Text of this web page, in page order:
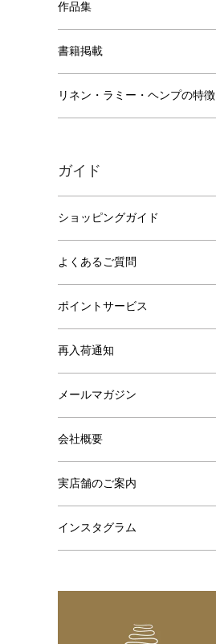
作品集
書籍掲載
リネン・ラミー・ヘンプの特徴
ガイド
ショッピングガイド
よくあるご質問
ポイントサービス
再入荷通知
メールマガジン
会社概要
実店舗のご案内
インスタグラム